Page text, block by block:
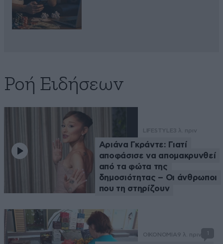
Ροή Ειδήσεων
LIFESTYLE3 λ. πριν
Αριάνα Γκράντε: Γιατί
αποφάσισε να απομακρυνθεί
από τα φώτα της
δημοσιότητας – Οι άνθρωποι
που τη στηρίζουν
ΟΙΚΟΝΟΜΙΑ9 λ. πριν